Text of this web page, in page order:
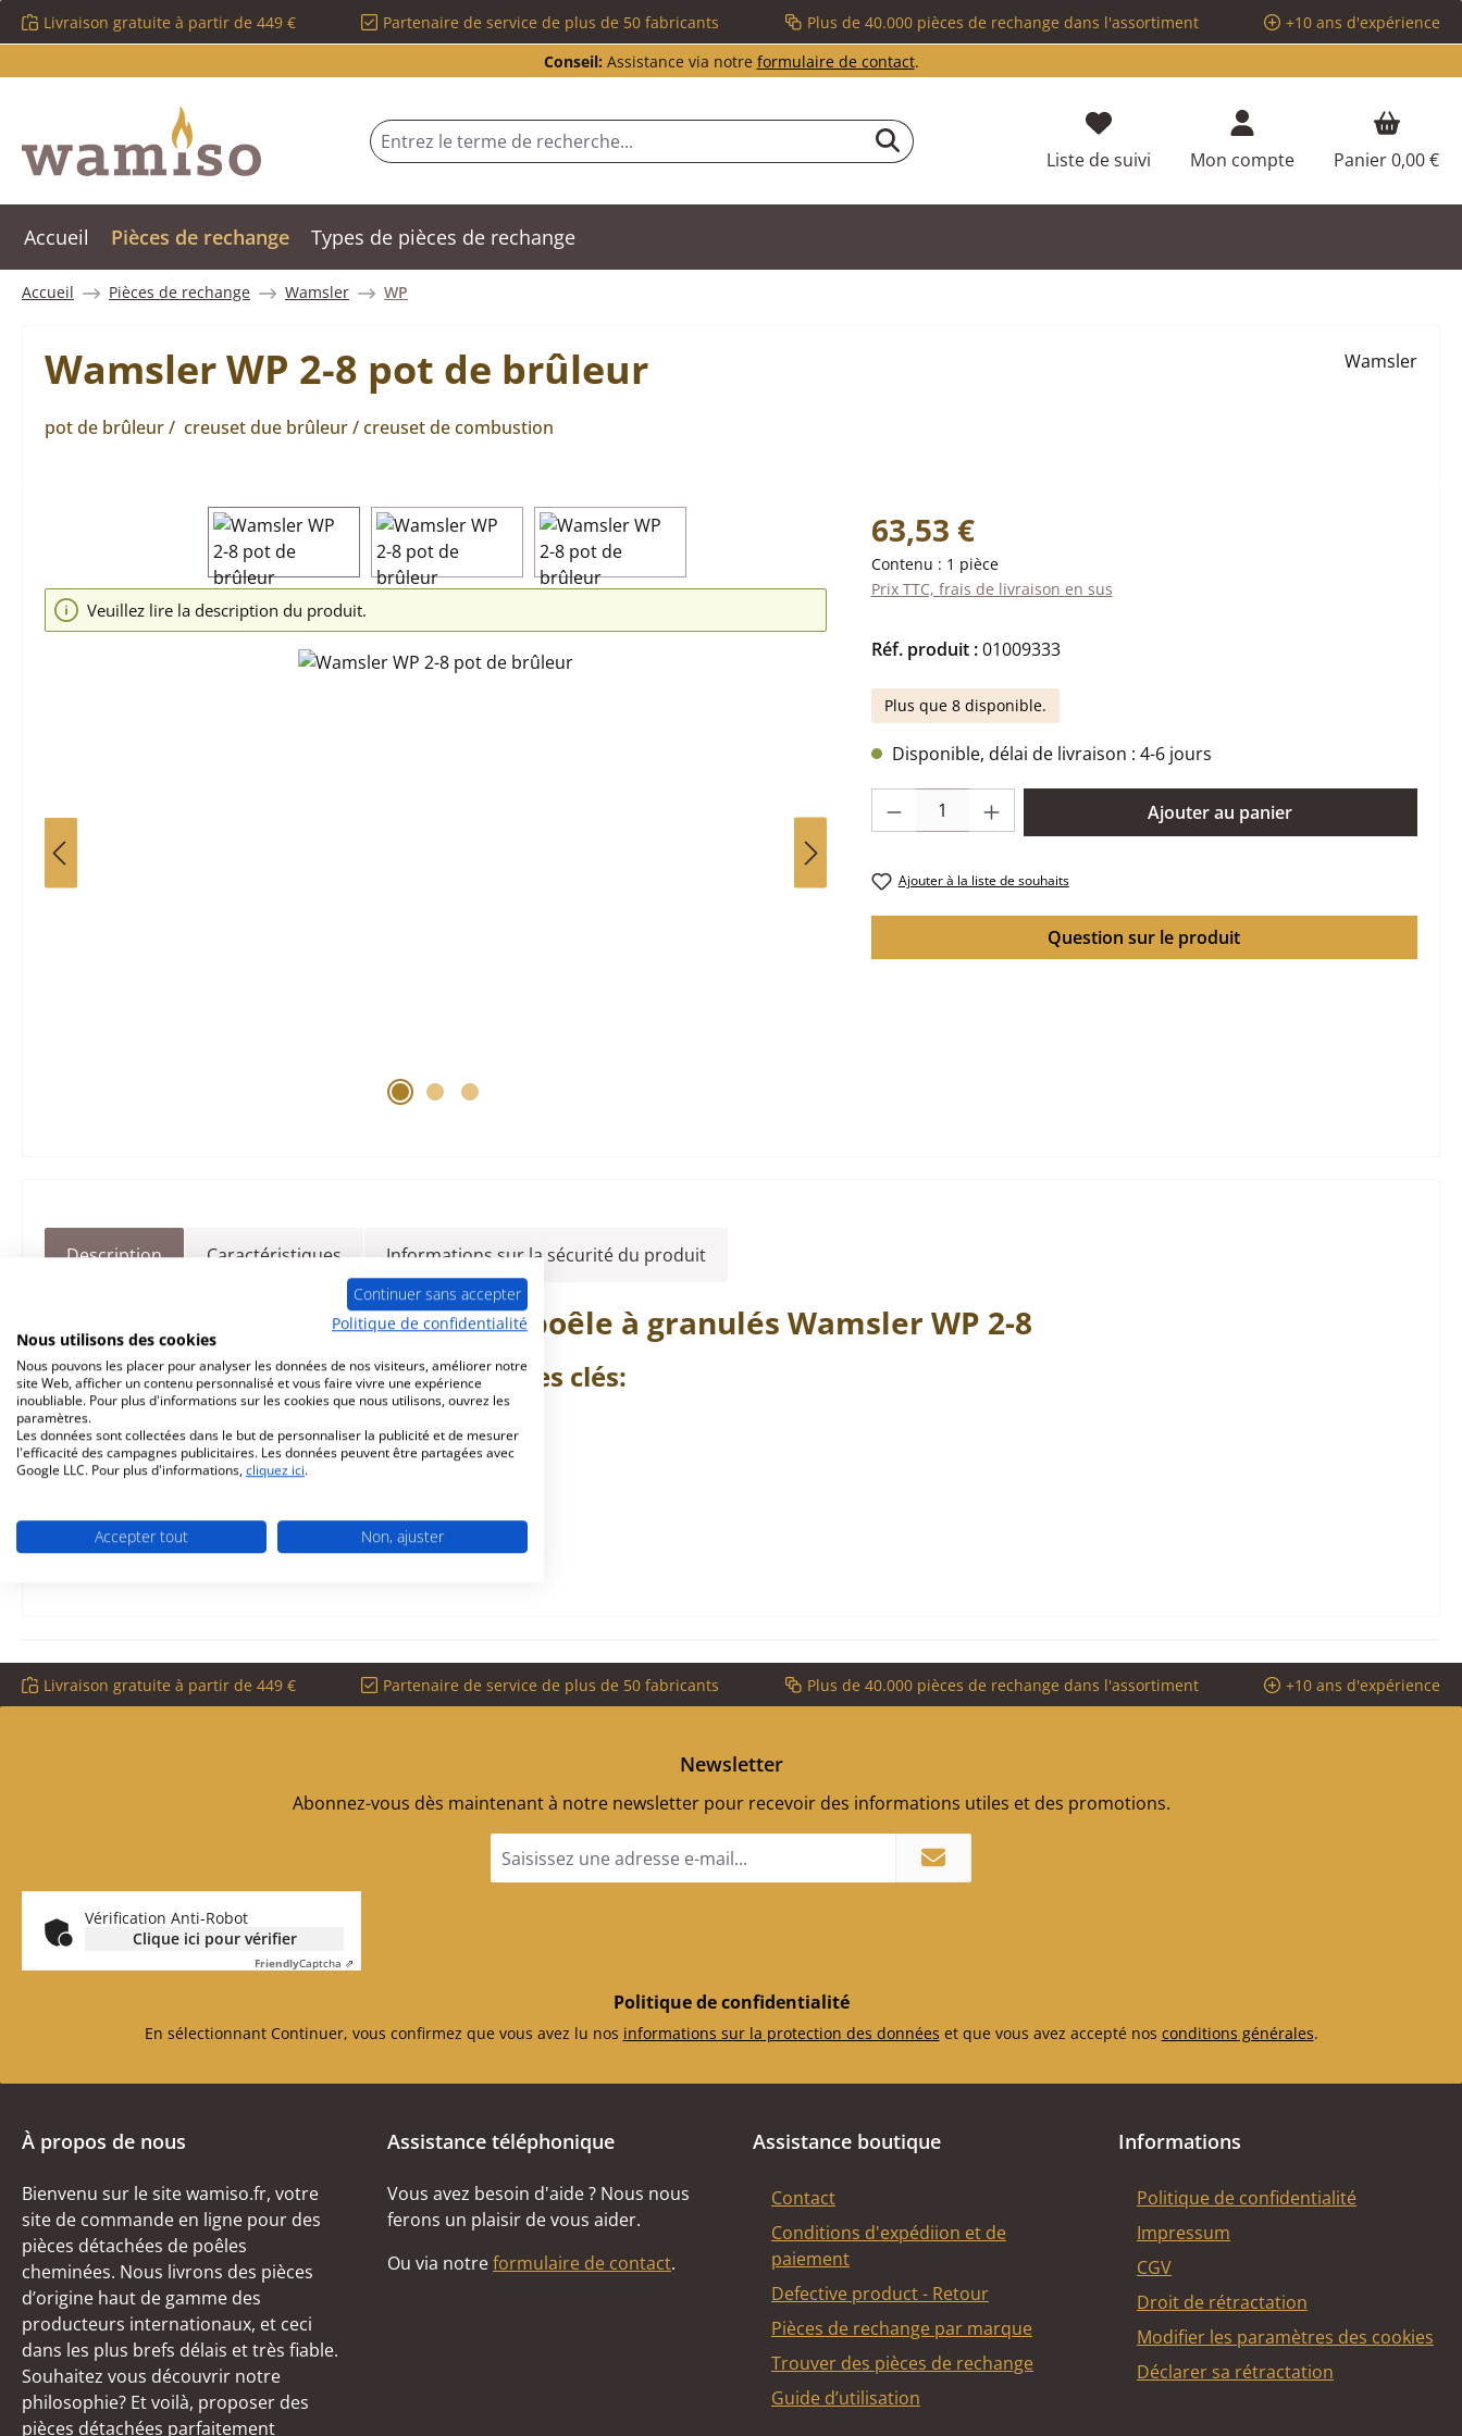
au contenu principal
Passer à la recherche
Passer à la navigation principale
Livraison gratuite à partir de 449 € Partenaire de service de plus de 50 fabricants Plus de 40.000 pièces de rechange dans l'assortiment
+10 ans d'expérience
Conseil: Assistance via notre formulaire de contact.
Liste de suivi Vous avez 0 articles dans votre liste
Mon compte Panier0,00 €
Accueil Pièces de rechange Types de pièces de rechange
Accueil Pièces de rechange Wamsler WP
Wamsler WP 2-8 pot de brûleur
pot de brûleur / creuset due brûleur / creuset de combustion
Wamsler
Ignorer la galerie d'images
Veuillez lire la description du produit.
Prix régulier :
63,53 €
Contenu : 1 pièce
Prix TTC, frais de livraison en sus
Réf. produit :01009333
Plus que 8 disponible.
Disponible, délai de livraison : 4-6 jours
Quantité de produit : Entrez la quantité souhaitée ou utilisez les boutons pour
Ajouter au panier
Ajouter à la liste de souhaits
Question sur le produit
Description Caractéristiques Informations sur la sécurité du produit
d‘origine pot de brûleurpour le poêle à granulés Wamsler WP 2-8
WamslerWP2-8 pot de brûleurdonnées clés:
creuset due brûleur, creuset de combustion
dimensions (la/lo) 78 mm x 140 mm
peint
repère 41 sur la vue éclatée
Livraison gratuite à partir de 449 € Partenaire de service de plus de 50 fabricants Plus de 40.000 pièces de rechange dans l'assortiment +10 ans d'expérience
Newsletter
Abonnez-vous dès maintenant à notre newsletter pour recevoir des informations utiles et des promotions.
e-
Vérification Anti-Robot
Clique ici pour vérifier
FriendlyCaptcha ⇗
Politique de confidentialité
En sélectionnant Continuer, vous confirmez que vous avez lu nos informations sur la protection des données et que vous avez accepté nos conditions générales.
À propos de nous
Bienvenu sur le site wamiso.fr, votre
site de commande en ligne pour des
pièces détachées de poêles
cheminées. Nous livrons des pièces
d’origine haut de gamme des
producteurs internationaux, et ceci
dans les plus brefs délais et très fiable.
Souhaitez vous découvrir notre
philosophie? Et voilà, proposer des
pièces détachées parfaitement
Assistance téléphonique
Vous avez besoin d'aide ? Nous nous
ferons un plaisir de vous aider.
Ou via notreformulaire de contact.
Assistance boutique
Contact
Conditions d'expédiion et de
paiement
Defective product - Retour
Pièces de rechange par marque
Trouver des pièces de rechange
Guide d’utilisation
Informations
Politique de confidentialité
Impressum
CGV
Droit de rétractation
Modifier les paramètres des cookies
Déclarer sa rétractation
Continuer sans accepter
Politique de confidentialité
Nous utilisons des cookies
Nous pouvons les placer pour analyser les données de nos visiteurs, améliorer notre
site Web, afficher un contenu personnalisé et vous faire vivre une expérience
inoubliable. Pour plus d'informations sur les cookies que nous utilisons, ouvrez les
paramètres.
Les données sont collectées dans le but de personnaliser la publicité et de mesurer
l'efficacité des campagnes publicitaires. Les données peuvent être partagées avec
Google LLC. Pour plus d'informations, cliquez ici.
Accepter tout Non, ajuster